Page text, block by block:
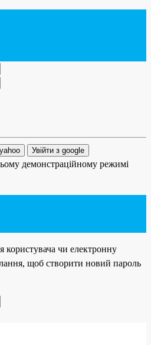
Увійти з google
демонстраційному режимі
користувача чи електронну
щоб створити новий пароль